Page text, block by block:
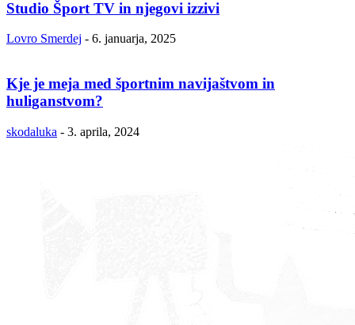
Studio Šport TV in njegovi izzivi
Lovro Smerdej - 6. januarja, 2025
Kje je meja med športnim navijaštvom in
huliganstvom?
skodaluka - 3. aprila, 2024